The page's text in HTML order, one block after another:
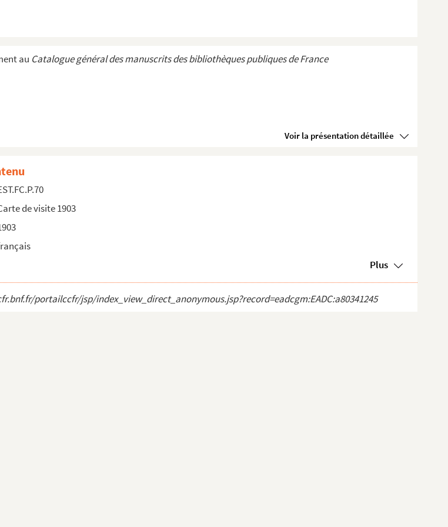
au Catalogue général des manuscrits des bibliothèques publiques de France
Voir la présentation détaillée
de visite 1903
Plus
portailccfr/jsp/index_view_direct_anonymous.jsp?record=eadcgm:EADC:a80341245